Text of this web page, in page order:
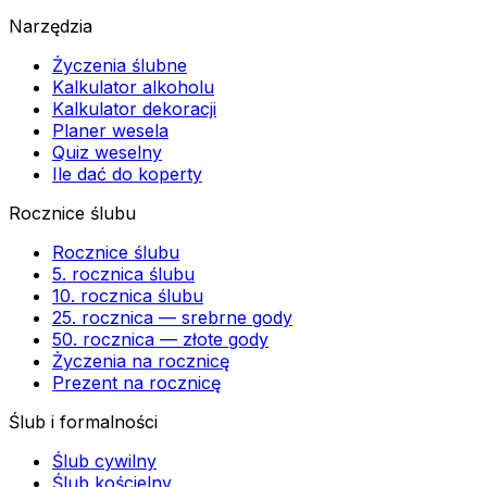
Narzędzia
Życzenia ślubne
Kalkulator alkoholu
Kalkulator dekoracji
Planer wesela
Quiz weselny
Ile dać do koperty
Rocznice ślubu
Rocznice ślubu
5. rocznica ślubu
10. rocznica ślubu
25. rocznica — srebrne gody
50. rocznica — złote gody
Życzenia na rocznicę
Prezent na rocznicę
Ślub i formalności
Ślub cywilny
Ślub kościelny